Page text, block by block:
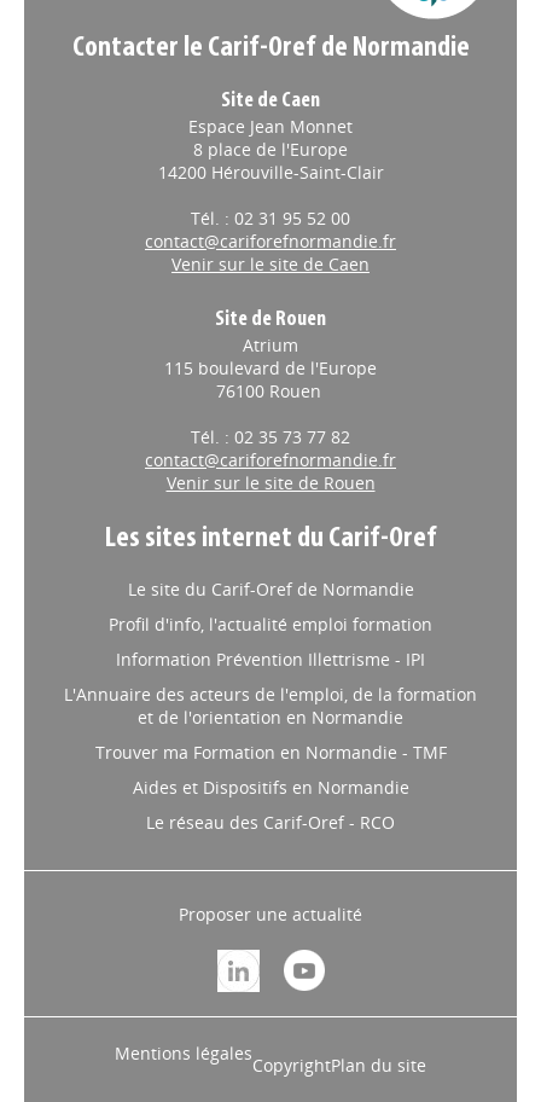
Contacter le Carif-Oref de Normandie
Site de Caen
Espace Jean Monnet
8 place de l'Europe
14200 Hérouville-Saint-Clair
Tél. : 02 31 95 52 00
contact@cariforefnormandie.fr
Venir sur le site de Caen
Site de Rouen
Atrium
115 boulevard de l'Europe
76100 Rouen
Tél. : 02 35 73 77 82
contact@cariforefnormandie.fr
Venir sur le site de Rouen
Les sites internet du Carif-Oref
Le site du Carif-Oref de Normandie
Profil d'info, l'actualité emploi formation
Information Prévention Illettrisme - IPI
L'Annuaire des acteurs de l'emploi, de la formation
et de l'orientation en Normandie
Trouver ma Formation en Normandie - TMF
Aides et Dispositifs en Normandie
Le réseau des Carif-Oref - RCO
Proposer une actualité
Mentions légales
CopyrightPlan du site